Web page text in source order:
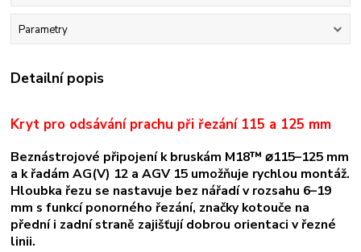
Parametry
Detailní popis
Kryt pro odsávání prachu při řezání 115 a 125 mm
Beznástrojové připojení k bruskám M18™ ⌀115–125 mm
a k řadám AG(V) 12 a AGV 15 umožňuje rychlou montáž.
Hloubka řezu se nastavuje bez nářadí v rozsahu 6–19
mm s funkcí ponorného řezání, značky kotouče na
přední i zadní straně zajišťují dobrou orientaci v řezné
linii.